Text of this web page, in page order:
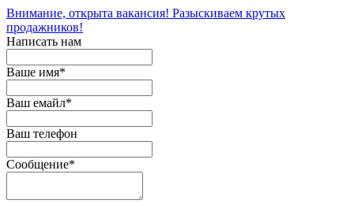
Внимание, открыта вакансия! Разыскиваем крутых
продажников!
Написать нам
Ваше имя*
Ваш емайл*
Ваш телефон
Сообщение*